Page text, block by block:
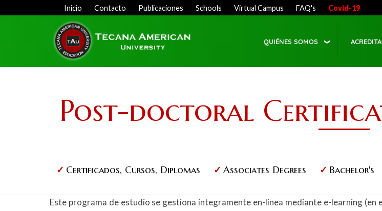
Menu
Top
Inicio Contacto Publicaciones Schools Virtual Campus FAQ's Covid-19
QUIÉNES SOMOS
Post-doctoral
Certificados, Cursos, Diplomas Associates Degrees Bachelor's
Este programa de estudio se gestiona íntegramente en-línea mediante e-learning (en